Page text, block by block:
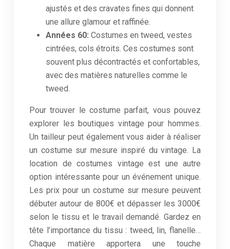
ajustés et des cravates fines qui donnent
une allure glamour et raffinée.
Années 60: Costumes en tweed, vestes
cintrées, cols étroits. Ces costumes sont
souvent plus décontractés et confortables,
avec des matières naturelles comme le
tweed.
Pour trouver le costume parfait, vous pouvez
explorer les boutiques vintage pour hommes.
Un tailleur peut également vous aider à réaliser
un costume sur mesure inspiré du vintage. La
location de costumes vintage est une autre
option intéressante pour un événement unique.
Les prix pour un costume sur mesure peuvent
débuter autour de 800€ et dépasser les 3000€
selon le tissu et le travail demandé. Gardez en
tête l’importance du tissu : tweed, lin, flanelle…
Chaque matière apportera une touche